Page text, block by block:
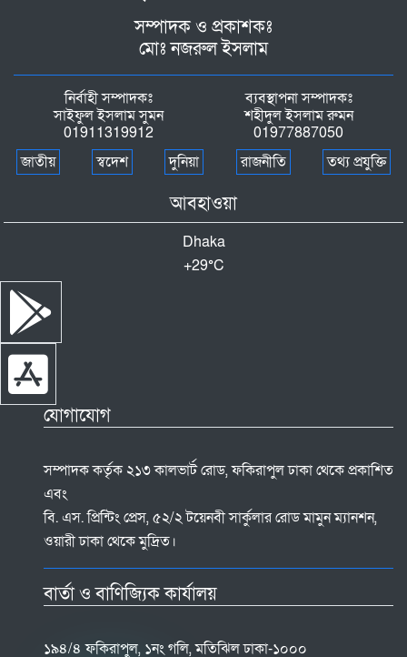
সম্পাদক ও প্রকাশকঃ
মোঃ নজরুল ইসলাম
নির্বাহী সম্পাদকঃ
সাইফুল ইসলাম সুমন
01911319912
ব্যবস্থাপনা সম্পাদকঃ
শহীদুল ইসলাম রুমন
01977887050
জাতীয়
স্বদেশ দুনিয়া রাজনীতি তথ্য প্রযুক্তি
আবহাওয়া
Dhaka
+29°C
যোগাযোগ
সম্পাদক কর্তৃক ২১৩ কালভার্ট রোড, ফকিরাপুল ঢাকা থেকে প্রকাশিত
এবং
বি. এস. প্রিন্টিং প্রেস, ৫২/২ টয়েনবী সার্কুলার রোড মামুন ম্যানশন,
ওয়ারী ঢাকা থেকে মুদ্রিত।
বার্তা ও বাণিজ্যিক কার্যালয়
১৯৪/৪ ফকিরাপুল, ১নং গলি, মতিঝিল ঢাকা-১০০০